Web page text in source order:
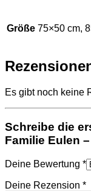
Größe 75×50 cm,
Es gibt noch keine
Schreibe die
Familie Eulen
Deine Bewertung *
Deine Rezension *